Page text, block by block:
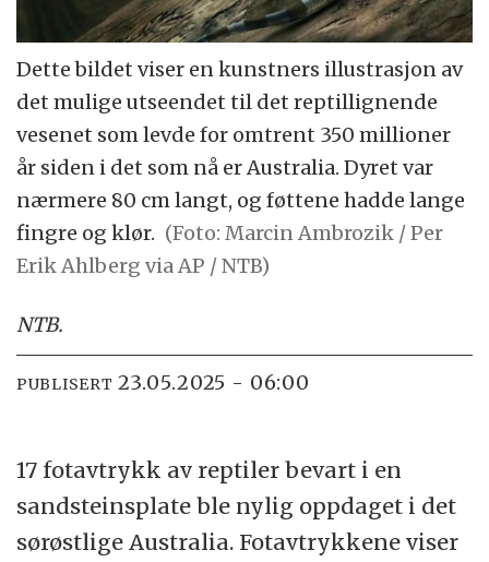
Dette bildet viser en kunstners illustrasjon av
det mulige utseendet til det reptillignende
vesenet som levde for omtrent 350 millioner
år siden i det som nå er Australia. Dyret var
nærmere 80 cm langt, og føttene hadde lange
fingre og klør. (Foto: Marcin Ambrozik / Per
Erik Ahlberg via AP / NTB)
NTB.
PUBLISERT 23.05.2025 - 06:00
17 fotavtrykk av reptiler bevart i en
sandsteinsplate ble nylig oppdaget i det
sørøstlige Australia. Fotavtrykkene viser